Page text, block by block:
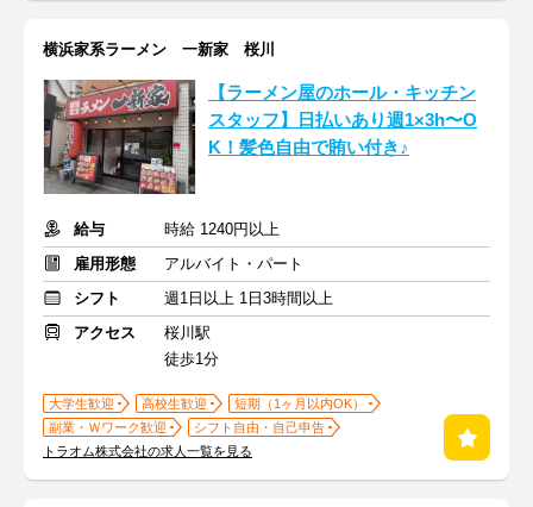
横浜家系ラーメン 一新家 桜川
【ラーメン屋のホール・キッチン
スタッフ】日払いあり週1×3h〜O
K！髪色自由で賄い付き♪
給与
時給 1240円以上
雇用形態
アルバイト・パート
シフト
週1日以上 1日3時間以上
アクセス
桜川駅
徒歩1分
大学生歓迎 高校生歓迎
短期（1ヶ月以内OK）
副業・Ｗワーク歓迎
シフト自由・自己申告
トラオム株式会社の求人一覧を見る